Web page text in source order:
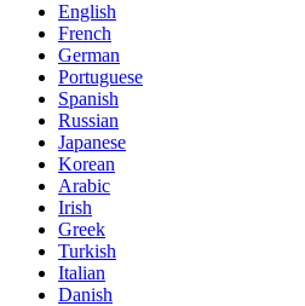
English
French
German
Portuguese
Spanish
Russian
Japanese
Korean
Arabic
Irish
Greek
Turkish
Italian
Danish